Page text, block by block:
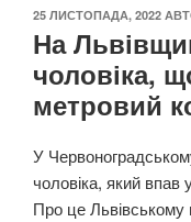
ОПУБЛІКОВАНО
25 ЛИСТОПАДА, 2022
На
чоловіка,
метровий
У
чоловіка, який впав
Про це Львівському